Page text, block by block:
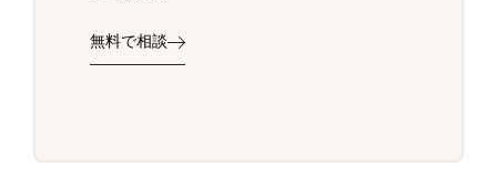
無料で相談